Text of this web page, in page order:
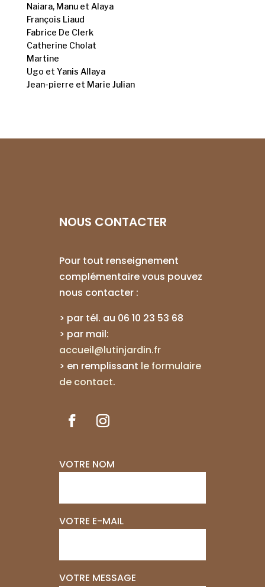
Naiara, Manu et Alaya
François Liaud
Fabrice De Clerk
Catherine Cholat
Martine
Ugo et Yanis Allaya
Jean-pierre et Marie Julian
NOUS CONTACTER
Pour tout renseignement
complémentaire vous pouvez
nous contacter :
> par tél. au 06 10 23 53 68
> par mail:
accueil@lutinjardin.fr
> en remplissant le formulaire
de contact.
VOTRE NOM
VOTRE E-MAIL
VOTRE MESSAGE